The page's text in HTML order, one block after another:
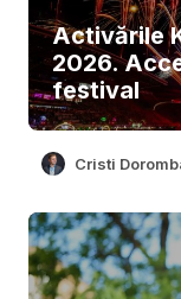
Activările
2026.
festival
Cristi